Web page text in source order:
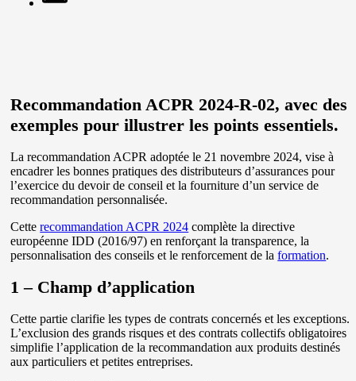
Recommandation ACPR 2024-R-02, avec des
exemples pour illustrer les points essentiels.
La recommandation ACPR adoptée le 21 novembre 2024, vise à
encadrer les bonnes pratiques des distributeurs d’assurances pour
l’exercice du devoir de conseil et la fourniture d’un service de
recommandation personnalisée.
Cetterecommandation ACPR 2024 complète la directive
européenne IDD (2016/97) en renforçant la transparence, la
personnalisation des conseils et le renforcement de laformation.
1 – Champ d’application
Cette partie clarifie les types de contrats concernés et les exceptions.
L’exclusion des grands risques et des contrats collectifs obligatoires
simplifie l’application de la recommandation aux produits destinés
aux particuliers et petites entreprises.